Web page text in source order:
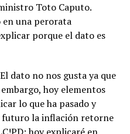
Toto Caputo.
en una perorata
porque el dato es
dato no nos gusta ya que
hoy elementos
lo que ha pasado y
futuro la inflación retorne